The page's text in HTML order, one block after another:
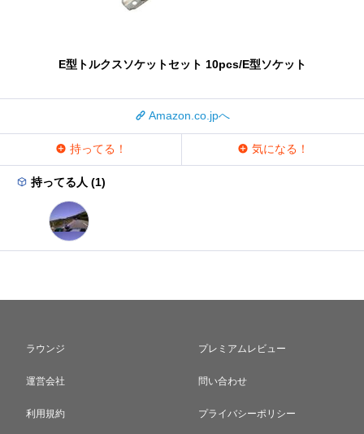
E型トルクスソケットセット 10pcs/E型ソケット
Amazon.co.jpへ
持ってる！ 気になる！
持ってる人 (1)
ラウンジ プレミアムレビュー
運営会社 問い合わせ
利用規約 プライバシーポリシー